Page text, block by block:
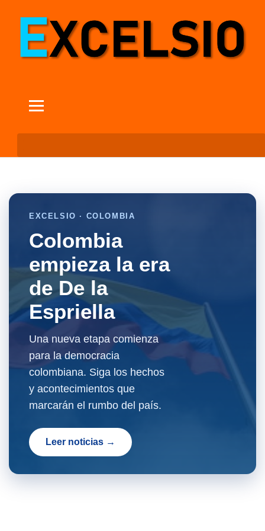
EXCELSIO · COLOMBIA
Colombia
empieza la era
de De la
Espriella
Una nueva etapa comienza
para la democracia
colombiana. Siga los hechos
y acontecimientos que
marcarán el rumbo del país.
Leer noticias →